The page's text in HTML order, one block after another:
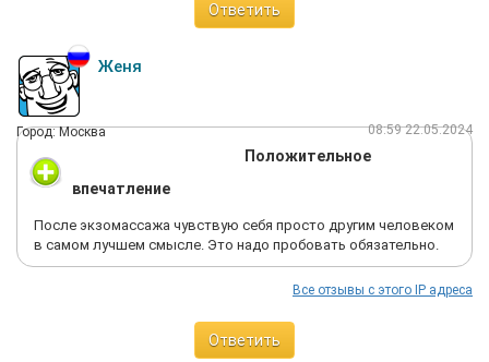
Ответить
Женя
Город: Москва 08:59 22.05.2024
Положительное
впечатление
После экзомассажа чувствую себя просто другим человеком
в самом лучшем смысле. Это надо пробовать обязательно.
Все отзывы с этого IP адреса
Ответить